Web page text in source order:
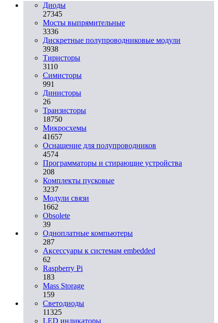
Диоды
27345
Мосты выпрямительные
3336
Дискретные полупроводниковые модули
3938
Тиристоры
3110
Симисторы
991
Динисторы
26
Транзисторы
18750
Микросхемы
41657
Оснащение для полупроводников
4574
Программаторы и стирающие устройства
208
Комплекты пусковые
3237
Модули связи
1662
Obsolete
39
Одноплатные компьютеры
287
Аксессуары к системам embedded
62
Raspberry Pi
183
Mass Storage
159
Светодиоды
11325
LED индикаторы